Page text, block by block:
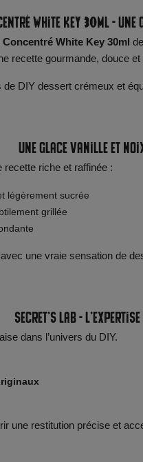
White Key 30ml - Une
Concentré White Key 30ml
recette gourmande, douce
DIY dessert crémeux et
Une glace vanille et
riche et raffinée :
légèrement sucrée
grillée
une vraie sensation de
Secret's Lab -
dans l’univers du DIY.
une restitution précise et